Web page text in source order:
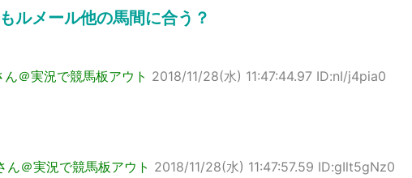
ルメール他の馬間に合う？
ん＠実況で競馬板アウト 2018/11/28(水) 11:47:44.97 ID:nI/j4pia0
ん＠実況で競馬板アウト 2018/11/28(水) 11:47:57.59 ID:gIlt5gNz0